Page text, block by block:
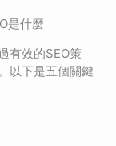
是什麼
有效的SEO策
以下是五個關鍵